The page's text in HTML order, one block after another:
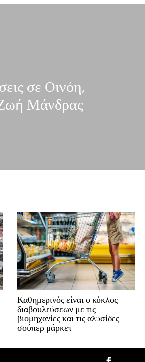
σε Οινόη,
Μάνδρας
Καθημερινός είναι ο κύκλος
διαβουλεύσεων με τις
βιομηχανίες και τις αλυσίδες
σούπερ μάρκετ